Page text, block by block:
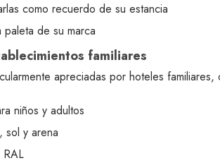
como recuerdo de su estancia
de su marca
familiares
apreciadas por hoteles
niños y adultos
sol y arena